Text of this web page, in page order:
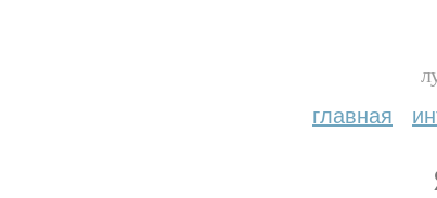
главная